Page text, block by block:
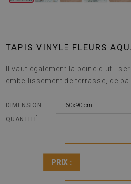
TAPIS VINYLE FLEURS
Il vaut également la peine
embellissement de terrasse, de
DIMENSION: 60x90 cm
QUANTITÉ
:
PRIX :